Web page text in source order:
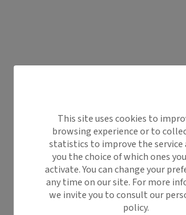
This site uses cookies to
browsing experience or to
statistics to improve the service
you the choice of which ones
activate. You can change your
any time on our site. For more
we invite you to consult our
policy.